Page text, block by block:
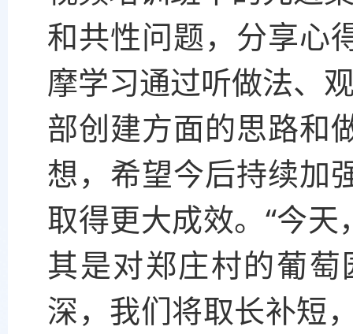
和共性问题，分享心
摩学习通过听做法、
部创建方面的思路和
想，希望今后持续加
取得更大成效。“今
其是对郑庄村的葡
深，我们将取长补短